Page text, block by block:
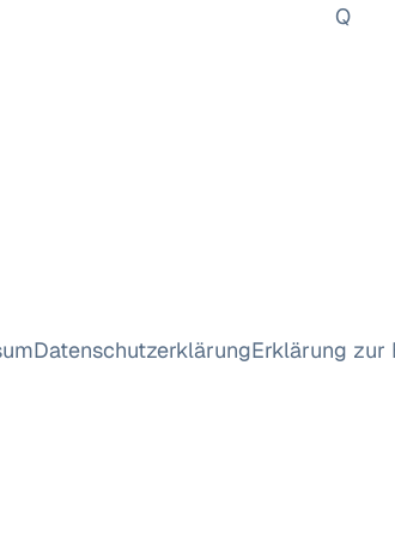
Q
DatenschutzerklärungErklärung zur